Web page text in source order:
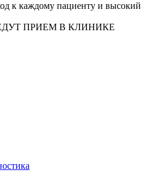
к каждому пациенту и высокий
ПРИЕМ В КЛИНИКЕ